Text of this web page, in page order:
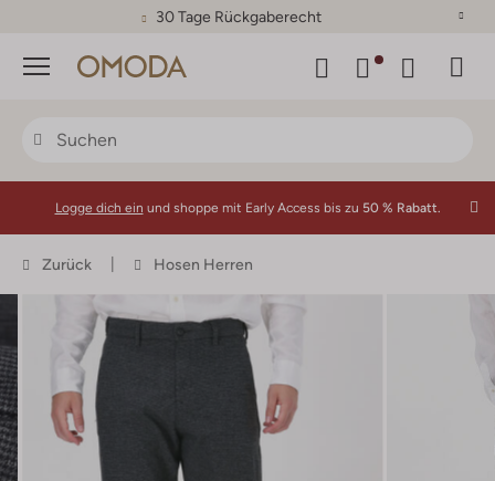
30 Tage Rückgaberecht
Menü
Logge dich ein und shoppe mit Early Access bis zu 50 % Rabatt.
Zurück Hosen Herren